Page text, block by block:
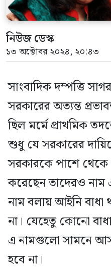
নিউজ ডেস্ক
১৩ অক্টোবর ২০২৪, ২০:৪৩
সাংবাদিক দম্পত্তি
সরকারের অত্যন্ত
ছিল মর্মে প্রাথমিক
শুধু যে সরকারের
সরকারকে পাশে থেকে
করেছেন তাদেরও নাম
নাম বলায় আইনি বাধা
না। যেহেতু কোনো
এ নামগুলো সামনে
হবে না।